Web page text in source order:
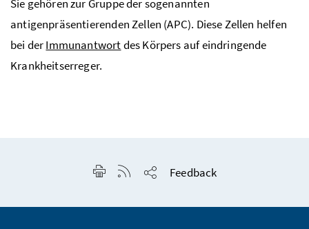
Sie gehören zur Gruppe der sogenannten
antigenpräsentierenden Zellen (APC). Diese Zellen helfen
bei derImmunantwortdes Körpers auf eindringende
Krankheitserreger.
Seite drucken
RSS-Feed anzeigen
Feedback